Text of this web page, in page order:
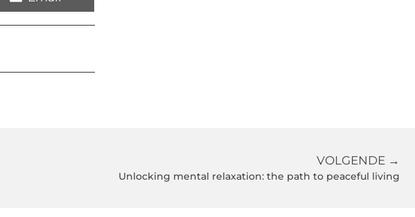
VOLGENDE →
Unlocking mental relaxation: the path to peaceful living